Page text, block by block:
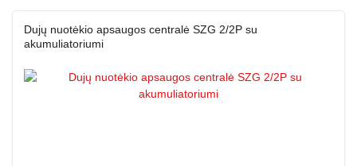
Dujų nuotėkio apsaugos centralė SZG 2/2P su
akumuliatoriumi